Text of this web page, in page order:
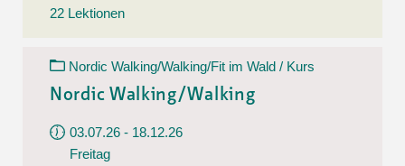
22 Lektionen
Nordic Walking/Walking/Fit im Wald / Kurs
Nordic Walking/Walking
03.07.26 - 18.12.26
Freitag